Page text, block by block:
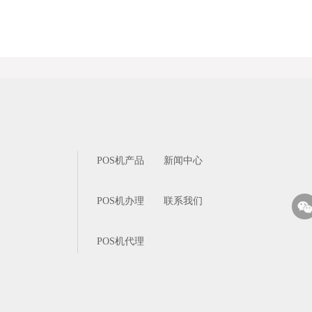
POS机产品
POS机办理
POS机代理
新闻中心
联系我们